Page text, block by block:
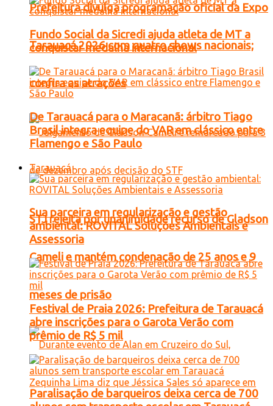
Prefeitura divulga programação oficial da Expo
Tarauacá 2026 com quatro shows nacionais;
confira as atrações
STJ rejeita por unanimidade recurso de Gladson
Cameli e mantém condenação de 25 anos e 9
meses de prisão
Fundo Social da Sicredi ajuda atleta de MT a
conquistar medalha internacional
De Tarauacá para o Maracanã: árbitro Tiago
Brasil integra equipe do VAR em clássico entre
Flamengo e São Paulo
Tarauacá
Sua parceira em regularização e gestão
ambiental: ROVITAL Soluções Ambientais e
Assessoria
Festival de Praia 2026: Prefeitura de Tarauacá
abre inscrições para o Garota Verão com
prêmio de R$ 5 mil
Paralisação de barqueiros deixa cerca de 700